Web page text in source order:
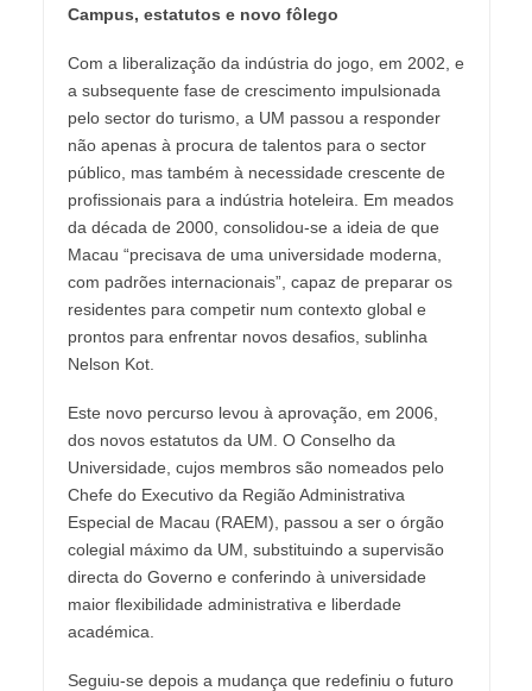
Campus, estatutos e novo fôlego
Com a liberalização da indústria do jogo, em 2002, e
a subsequente fase de crescimento impulsionada
pelo sector do turismo, a UM passou a responder
não apenas à procura de talentos para o sector
público, mas também à necessidade crescente de
profissionais para a indústria hoteleira. Em meados
da década de 2000, consolidou-se a ideia de que
Macau “precisava de uma universidade moderna,
com padrões internacionais”, capaz de preparar os
residentes para competir num contexto global e
prontos para enfrentar novos desafios, sublinha
Nelson Kot.
Este novo percurso levou à aprovação, em 2006,
dos novos estatutos da UM. O Conselho da
Universidade, cujos membros são nomeados pelo
Chefe do Executivo da Região Administrativa
Especial de Macau (RAEM), passou a ser o órgão
colegial máximo da UM, substituindo a supervisão
directa do Governo e conferindo à universidade
maior flexibilidade administrativa e liberdade
académica.
Seguiu-se depois a mudança que redefiniu o futuro